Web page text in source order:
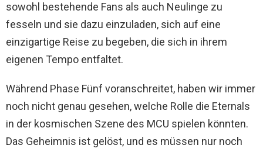
sowohl bestehende Fans als auch Neulinge zu
fesseln und sie dazu einzuladen, sich auf eine
einzigartige Reise zu begeben, die sich in ihrem
eigenen Tempo entfaltet.
Während Phase Fünf voranschreitet, haben wir immer
noch nicht genau gesehen, welche Rolle die Eternals
in der kosmischen Szene des MCU spielen könnten.
Das Geheimnis ist gelöst, und es müssen nur noch